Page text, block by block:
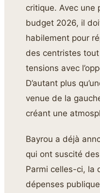
critique. Avec une
budget 2026, il
habilement pour
des centristes
tensions avec
D’autant plus
venue de la
créant une
Bayrou a déjà
qui ont suscité
Parmi celles-ci, la
dépenses